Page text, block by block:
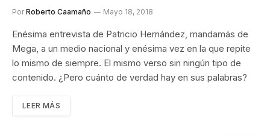
Por Roberto Caamaño Mayo 18, 2018
Enésima entrevista de Patricio Hernández, mandamás de
Mega, a un medio nacional y enésima vez en la que repite
lo mismo de siempre. El mismo verso sin ningún tipo de
contenido. ¿Pero cuánto de verdad hay en sus palabras?
LEER MÁS